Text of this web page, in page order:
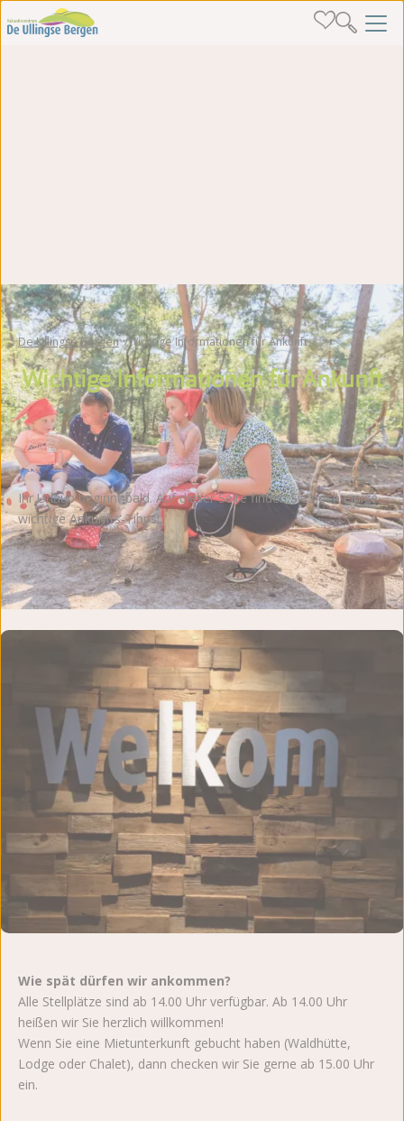
De Ullingse Bergen Wichtige Informationen für Ankunft
Wichtige Informationen für Ankunft
Ihr Urlaub beginnt bald. Auf dieser Seite finden Sie noch einige
wichtige Ankunfts-Tipps!
Wie spät dürfen wir ankommen?
Alle Stellplätze sind ab 14.00 Uhr verfügbar. Ab 14.00 Uhr
heißen wir Sie herzlich willkommen!
Wenn Sie eine Mietunterkunft gebucht haben (Waldhütte,
Lodge oder Chalet), dann checken wir Sie gerne ab 15.00 Uhr
ein.